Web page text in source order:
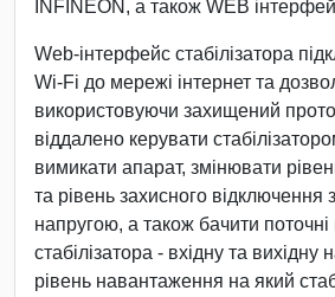
INFINEON, а також WEB
Web-інтерфейс стабілізатора
Wi-Fi до мережі інтернет та
використовуючи захищений
віддалено керувати
вимикати апарат, змінювати
та рівень захисного відключення
напругою, а також бачити
стабілізатора - вхідну та вихідну
рівень навантаження на який